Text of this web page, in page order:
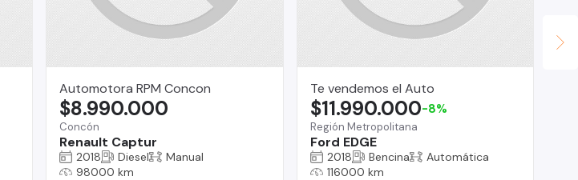
Automotora RPM Concon
Concón
Renault Captur
$8.990.000
2018 Diesel
Manual
98000 km
Te vendemos el Auto
Región Metropolitana
Ford EDGE
$11.990.000-8%
2018 Bencina
Automática
116000 km